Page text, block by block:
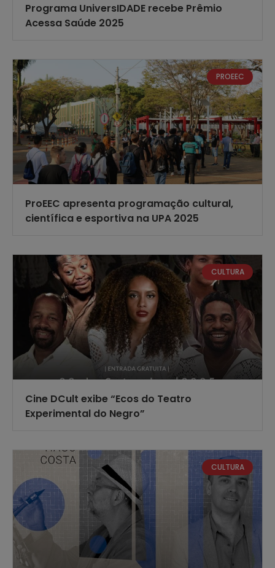
Programa UniversIDADE recebe Prêmio
Acessa Saúde 2025
PROEEC
ProEEC apresenta programação cultural,
científica e esportiva na UPA 2025
CULTURA
Cine DCult exibe “Ecos do Teatro
Experimental do Negro”
CULTURA